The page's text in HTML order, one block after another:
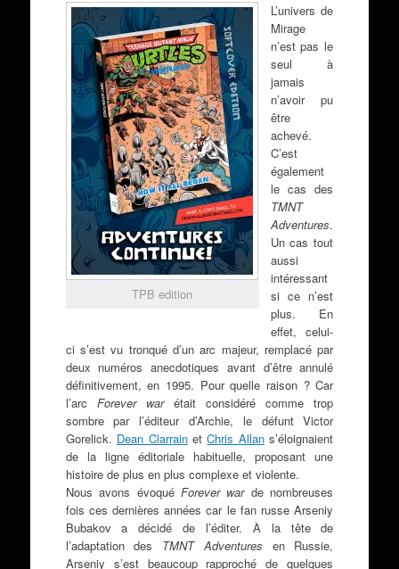
TPB edition
L’univers de
Mirage
n’est pas le
seul à
jamais
n’avoir pu
être
achevé.
C’est
également
le cas des
TMNT
Adventures.
Un cas tout
aussi
intéressant
si ce n’est
plus. En
effet, celui-
ci s’est vu tronqué d’un arc majeur, remplacé par
deux numéros anecdotiques avant d’être annulé
définitivement, en 1995. Pour quelle raison ? Car
l’arc Forever warétait considéré comme trop
sombre par l’éditeur d’Archie, le défunt Victor
Gorelick. Dean ClarrainetChris Allans’éloignaient
de la ligne éditoriale habituelle, proposant une
histoire de plus en plus complexe et violente.
Nous avons évoqué Forever warde nombreuses
fois ces dernières années car le fan russe Arseniy
Bubakov a décidé de l’éditer. À la tête de
l’adaptation des TMNT Adventures en Russie,
Arseniy s’est beaucoup rapproché de quelques